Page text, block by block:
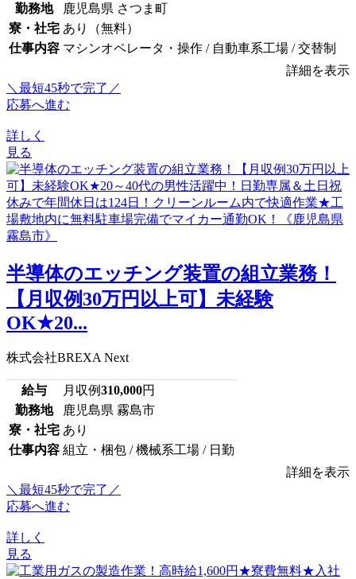
勤務地
鹿児島県 さつま町
寮・社宅 あり（無料）
仕事内容 マシンオペレータ・操作 / 自動車系工場 / 交替制
詳細を表示
＼最短45秒で完了／
応募へ進む
詳しく
見る
半導体のエッチング装置の組立業務！
【月収例30万円以上可】未経験
OK★20...
株式会社BREXA Next
給与 月収例310,000円
勤務地
鹿児島県 霧島市
寮・社宅 あり
仕事内容 組立・梱包 / 機械系工場 / 日勤
詳細を表示
＼最短45秒で完了／
応募へ進む
詳しく
見る